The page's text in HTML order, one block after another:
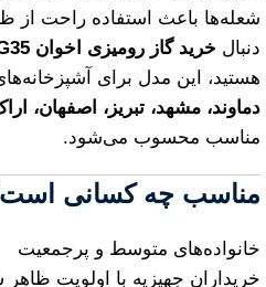
شعله‌ها باعث استفاده راحت
دنبال خرید گاز رومیزی اخوان G35 اصلی
هستید، این مدل برای
دماوند، مشهد، تبریز، اصفهان،
مناسب محسوب می‌شود.
مناسب چه کسانی
خانواده‌های متوسط و پرجمعیت
خریداران جهیزیه با اولویت